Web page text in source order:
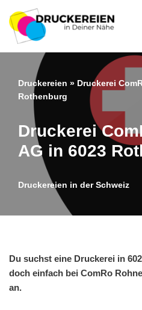
Zum
Inhalt
springen
Druckereien » Druckerei
Rothenburg
Druckerei
AG in 6023
Druckereien in der Schweiz
Du suchst eine Druckerei in
doch einfach bei ComRo
an.